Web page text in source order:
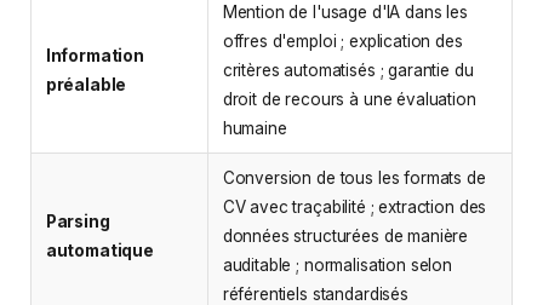
Information
préalable
Mention de l'usage d'IA dans les
offres d'emploi ; explication des
critères automatisés ; garantie du
droit de recours à une évaluation
humaine
Parsing
automatique
Conversion de tous les formats de
CV avec traçabilité ; extraction des
données structurées de manière
auditable ; normalisation selon
référentiels standardisés